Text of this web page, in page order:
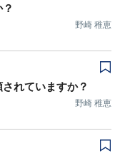
野崎 稚恵
れていますか？
野崎 稚恵